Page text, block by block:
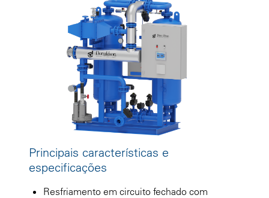
Principais características e
especificações
Resfriamento em circuito fechado com